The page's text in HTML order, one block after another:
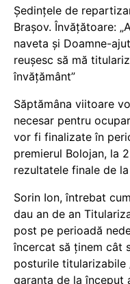
Ședințele de
Brașov. Învățătoare:
naveta și Doamne-
reușesc să mă
învățământ”
Săptămâna viitoare
necesar pentru
vor fi finalizate în
premierul Bolojan, la
rezultatele finale de
Sorin Ion, întrebat
dau an de an
post pe perioadă
încercat să ținem cât
posturile titularizabile
garanta de la început